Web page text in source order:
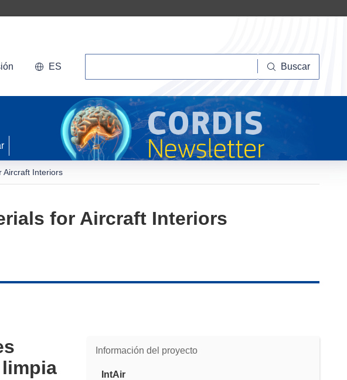
ES Buscar
Aircraft Interiors
for Aircraft Interiors
Información del proyecto
IntAir